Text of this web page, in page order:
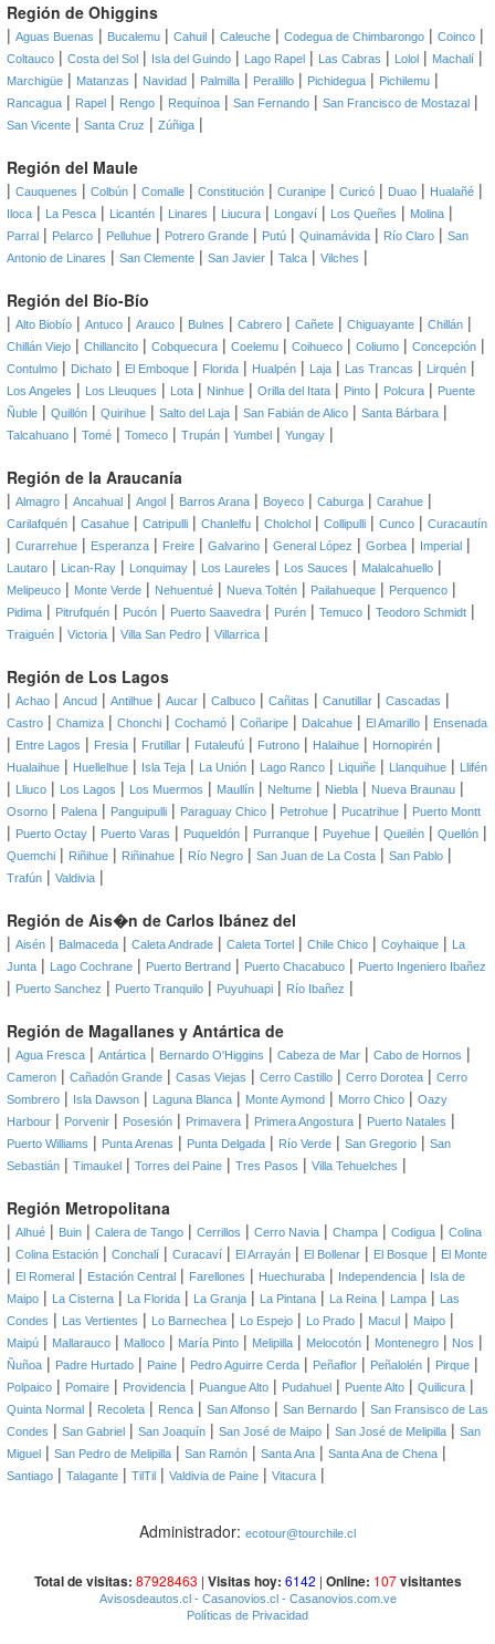
Región de Ohiggins
| Aguas Buenas | Bucalemu | Cahuil | Caleuche | Codegua de Chimbarongo | Coinco |
Coltauco | Costa del Sol | Isla del Guindo | Lago Rapel | Las Cabras | Lolol | Machalí |
Marchigüe | Matanzas | Navidad | Palmilla | Peralillo | Pichidegua | Pichilemu |
Rancagua | Rapel | Rengo | Requínoa | San Fernando | San Francisco de Mostazal |
San Vicente | Santa Cruz | Zúñiga |
Región del Maule
| Cauquenes | Colbún | Comalle | Constitución | Curanipe | Curicó | Duao | Hualañé |
Iloca | La Pesca | Licantén | Linares | Liucura | Longaví | Los Queñes | Molina |
Parral | Pelarco | Pelluhue | Potrero Grande | Putú | Quinamávida | Río Claro | San
Antonio de Linares | San Clemente | San Javier | Talca | Vilches |
Región del Bío-Bío
| Alto Biobío | Antuco | Arauco | Bulnes | Cabrero | Cañete | Chiguayante | Chillán |
Chillán Viejo | Chillancito | Cobquecura | Coelemu | Coihueco | Coliumo | Concepción |
Contulmo | Dichato | El Emboque | Florida | Hualpén | Laja | Las Trancas | Lirquén |
Los Angeles | Los Lleuques | Lota | Ninhue | Orilla del Itata | Pinto | Polcura | Puente
Ñuble | Quillón | Quirihue | Salto del Laja | San Fabián de Alico | Santa Bárbara |
Talcahuano | Tomé | Tomeco | Trupán | Yumbel | Yungay |
Región de la Araucanía
| Almagro | Ancahual | Angol | Barros Arana | Boyeco | Caburga | Carahue |
Carilafquén | Casahue | Catripulli | Chanlelfu | Cholchol | Collipulli | Cunco | Curacautín
| Curarrehue | Esperanza | Freire | Galvarino | General López | Gorbea | Imperial |
Lautaro | Lican-Ray | Lonquimay | Los Laureles | Los Sauces | Malalcahuello |
Melipeuco | Monte Verde | Nehuentué | Nueva Toltén | Pailahueque | Perquenco |
Pidima | Pitrufquén | Pucón | Puerto Saavedra | Purén | Temuco | Teodoro Schmidt |
Traiguén | Victoria | Villa San Pedro | Villarrica |
Región de Los Lagos
| Achao | Ancud | Antilhue | Aucar | Calbuco | Cañitas | Canutillar | Cascadas |
Castro | Chamiza | Chonchi | Cochamó | Coñaripe | Dalcahue | El Amarillo | Ensenada
| Entre Lagos | Fresia | Frutillar | Futaleufú | Futrono | Halaihue | Hornopirén |
Hualaihue | Huellelhue | Isla Teja | La Unión | Lago Ranco | Liquiñe | Llanquihue | Llifén
| Lliuco | Los Lagos | Los Muermos | Maullín | Neltume | Niebla | Nueva Braunau |
Osorno | Palena | Panguipulli | Paraguay Chico | Petrohue | Pucatrihue | Puerto Montt
| Puerto Octay | Puerto Varas | Puqueldón | Purranque | Puyehue | Queilén | Quellón |
Quemchi | Riñihue | Riñinahue | Río Negro | San Juan de La Costa | San Pablo |
Trafún | Valdivia |
Región de Ais�n de Carlos Ibánez del
| Aisén | Balmaceda | Caleta Andrade | Caleta Tortel | Chile Chico | Coyhaique |
La
Junta | Lago Cochrane | Puerto Bertrand | Puerto Chacabuco | Puerto Ingeniero Ibañez
| Puerto Sanchez | Puerto Tranquilo | Puyuhuapi | Río Ibañez |
Región de Magallanes y Antártica de
| Agua Fresca | Antártica | Bernardo O'Higgins | Cabeza de Mar | Cabo de Hornos |
Cameron | Cañadón Grande | Casas Viejas | Cerro Castillo | Cerro Dorotea | Cerro
Sombrero | Isla Dawson | Laguna Blanca | Monte Aymond | Morro Chico | Oazy
Harbour | Porvenir | Posesión | Primavera | Primera Angostura | Puerto Natales |
Puerto Williams | Punta Arenas | Punta Delgada | Río Verde | San Gregorio | San
Sebastián | Timaukel | Torres del Paine | Tres Pasos | Villa Tehuelches |
Región Metropolitana
| Alhué | Buin | Calera de Tango | Cerrillos | Cerro Navia | Champa | Codigua | Colina
| Colina Estación | Conchalí | Curacaví | El Arrayán | El Bollenar | El Bosque | El Monte
| El Romeral | Estación Central | Farellones | Huechuraba | Independencia |
Isla de
Maipo | La Cisterna | La Florida | La Granja | La Pintana | La Reina | Lampa |
Las
Condes | Las Vertientes | Lo Barnechea | Lo Espejo | Lo Prado | Macul | Maipo |
Maipú | Mallarauco | Malloco | María Pinto | Melipilla | Melocotón | Montenegro | Nos |
Ñuñoa | Padre Hurtado | Paine | Pedro Aguirre Cerda | Peñaflor | Peñalolén | Pirque |
Polpaico | Pomaire | Providencia | Puangue Alto | Pudahuel | Puente Alto | Quilicura |
Quinta Normal | Recoleta | Renca | San Alfonso | San Bernardo | San Fransisco de Las
Condes | San Gabriel | San Joaquín | San José de Maipo | San José de Melipilla | San
Miguel | San Pedro de Melipilla | San Ramón | Santa Ana | Santa Ana de Chena |
Santiago | Talagante | TilTil | Valdivia de Paine | Vitacura |
Administrador: ecotour@tourchile.cl
Total de visitas: 87928463 | Visitas hoy: 6142 | Online: 107 visitantes
Avisosdeautos.cl - Casanovios.cl - Casanovios.com.ve
Políticas de Privacidad